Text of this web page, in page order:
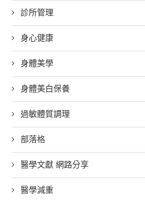
診所管理
身心健康
身體美學
身體美白保養
過敏體質調理
部落格
醫學文獻 網路分享
醫學減重